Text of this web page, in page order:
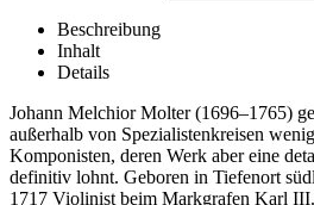
Beschreibung
Inhalt
Details
Johann Melchior Molter (1696–1765)
außerhalb von Spezialistenkreisen
Komponisten, deren Werk aber eine
definitiv lohnt. Geboren in Tiefenort
1717 Violinist beim Markgrafen Karl